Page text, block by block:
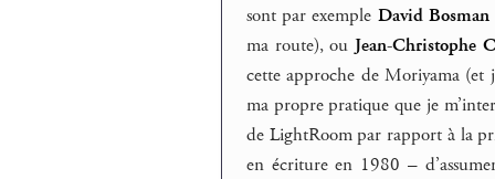
sont par exemple David Bosman
ma route), ouJean-Christophe
cette approche de Moriyama
ma propre pratique que je
de LightRoom par rapport à la
en écriture en 1980 –